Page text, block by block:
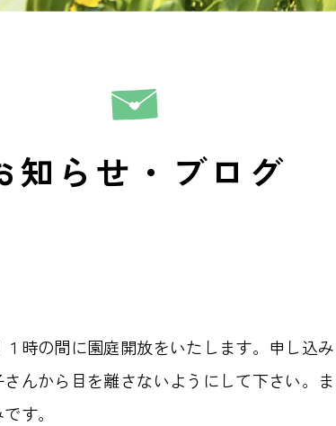
知らせ・ブログ
時の間に園庭開放をいたします。申し込
んから目を離さないようにして下さい。
す。